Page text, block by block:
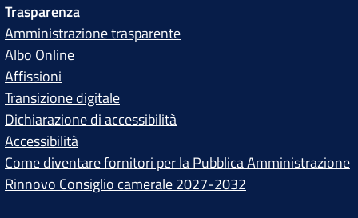
Trasparenza
Amministrazione trasparente
Albo Online
Affissioni
Transizione digitale
Dichiarazione di accessibilità
Accessibilità
Come diventare fornitori per la Pubblica Amministrazione
Rinnovo Consiglio camerale 2027-2032